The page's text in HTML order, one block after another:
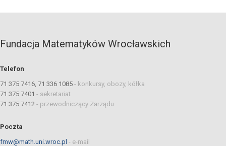
Fundacja Matematyków Wrocławskich
Telefon
71 375 7416, 71 336 1085 - konkursy, obozy, kółka
71 375 7401 - sekretariat
71 375 7412 - przewodniczący Zarządu
Poczta
fmw@math.uni.wroc.pl - e-mail